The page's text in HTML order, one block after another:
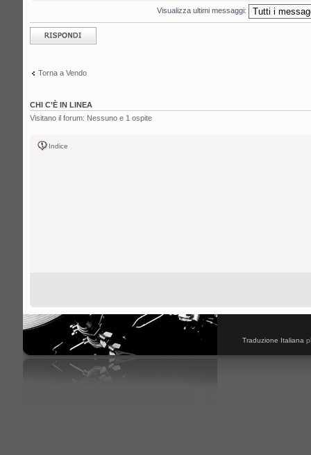
Visualizza ultimi messaggi:
Rispondi al
messaggio
Torna a Vendo
CHI C’È IN LINEA
Visitano il forum: Nessuno e 1 ospite
Indice
Traduzione Italiana